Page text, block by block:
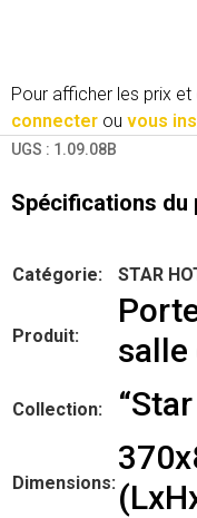
Pour afficher les prix et
connecter ou vous
UGS : 1.09.08B
Spécifications du
Catégorie: STAR
Produit:
salle
Collection:
Dimensions: